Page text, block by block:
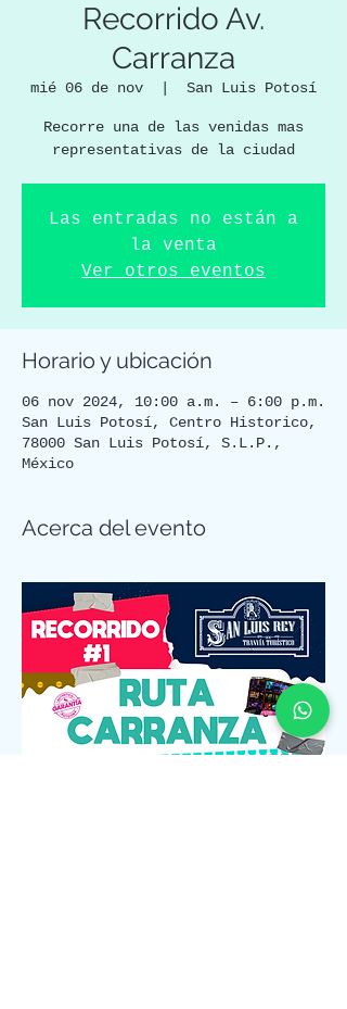
Recorrido Av.
Carranza
mié 06 de nov San Luis Potosí
Recorre una de las venidas mas
representativas de la ciudad
Las entradas no están a
la venta
Ver otros eventos
Horario y ubicación
06 nov 2024, 10:00 a.m. – 6:00 p.m.
San Luis Potosí, Centro Historico,
78000 San Luis Potosí, S.L.P.,
México
Acerca del evento